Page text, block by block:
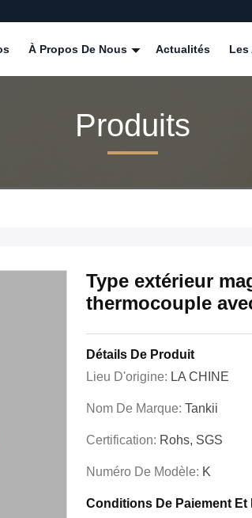
À Propos De Nous Actualités Les
Produits
Type extérieur
thermocouple
Détails De Produit
Lieu D'origine: LA CHINE
Nom De Marque: Tankii
Certification: Rohs, SGS
Numéro De Modèle: K
Conditions De Paiement Et